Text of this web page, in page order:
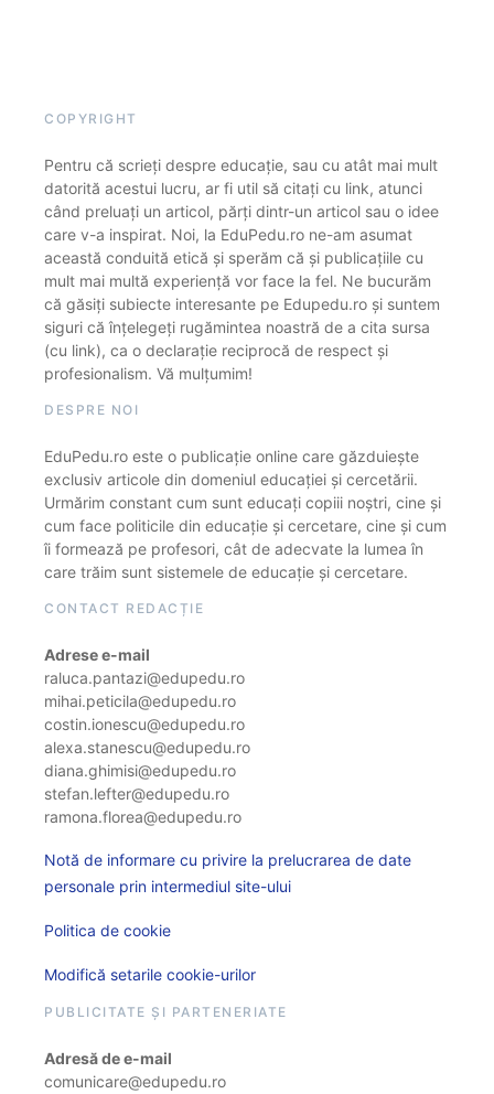
COPYRIGHT
Pentru că scrieți despre educație, sau cu atât mai mult
datorită acestui lucru, ar fi util să citați cu link, atunci
când preluați un articol, părți dintr-un articol sau o idee
care v-a inspirat. Noi, la EduPedu.ro ne-am asumat
această conduită etică și sperăm că și publicațiile cu
mult mai multă experiență vor face la fel. Ne bucurăm
că găsiți subiecte interesante pe Edupedu.ro și suntem
siguri că înțelegeți rugămintea noastră de a cita sursa
(cu link), ca o declarație reciprocă de respect și
profesionalism. Vă mulțumim!
DESPRE NOI
EduPedu.ro este o publicație online care găzduiește
exclusiv articole din domeniul educației și cercetării.
Urmărim constant cum sunt educați copiii noștri, cine și
cum face politicile din educație și cercetare, cine și cum
îi formează pe profesori, cât de adecvate la lumea în
care trăim sunt sistemele de educație și cercetare.
CONTACT REDACȚIE
Adrese e-mail
raluca.pantazi@edupedu.ro
mihai.peticila@edupedu.ro
costin.ionescu@edupedu.ro
alexa.stanescu@edupedu.ro
diana.ghimisi@edupedu.ro
stefan.lefter@edupedu.ro
ramona.florea@edupedu.ro
Notă de informare cu privire la prelucrarea de date
personale prin intermediul site-ului
Politica de cookie
Modifică setarile cookie-urilor
PUBLICITATE ȘI PARTENERIATE
Adresă de e-mail
comunicare@edupedu.ro